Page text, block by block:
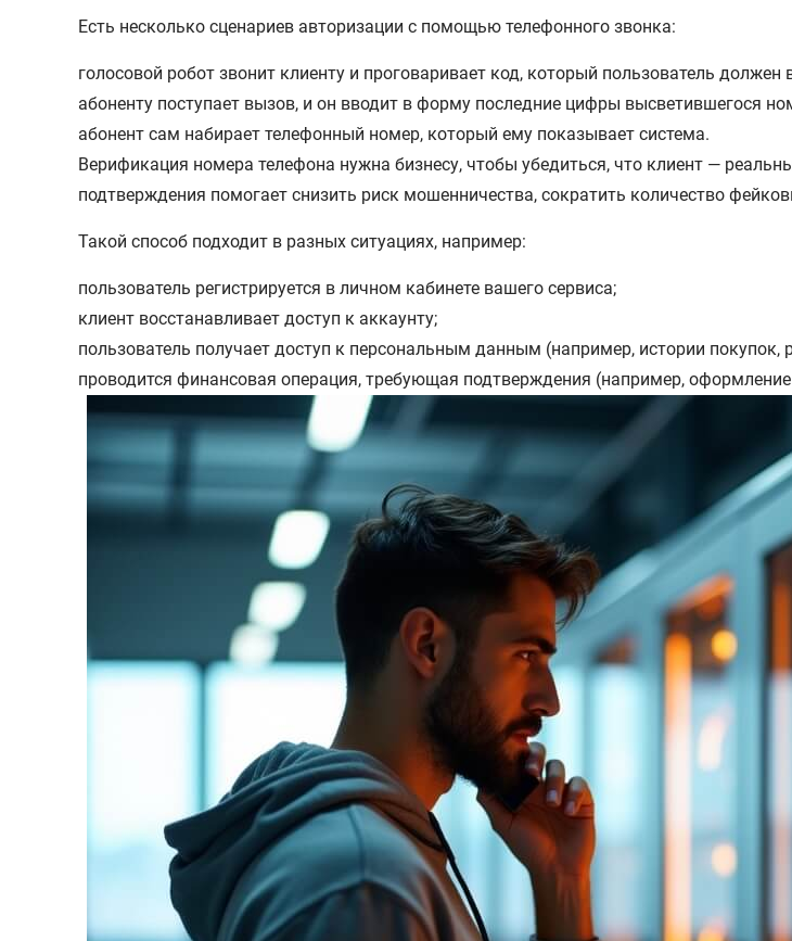
Есть несколько сценариев авторизации с помощью телефонного звонка:
голосовой робот звонит клиенту и проговаривает код, который пользователь должен
абоненту поступает вызов, и он вводит в форму последние цифры высветившегося
абонент сам набирает телефонный номер, который ему показывает система.
Верификация номера телефона нужна бизнесу, чтобы убедиться, что клиент —
подтверждения помогает снизить риск мошенничества, сократить количество
Такой способ подходит в разных ситуациях, например:
пользователь регистрируется в личном кабинете вашего сервиса;
клиент восстанавливает доступ к аккаунту;
пользователь получает доступ к персональным данным (например, истории покупок,
проводится финансовая операция, требующая подтверждения (например,